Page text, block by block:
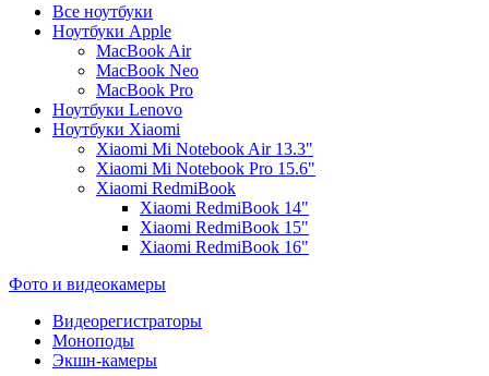
Все ноутбуки
Ноутбуки Apple
MacBook Air
MacBook Neo
MacBook Pro
Ноутбуки Lenovo
Ноутбуки Xiaomi
Xiaomi Mi Notebook Air 13.3"
Xiaomi Mi Notebook Pro 15.6"
Xiaomi RedmiBook
Xiaomi RedmiBook 14"
Xiaomi RedmiBook 15"
Xiaomi RedmiBook 16"
Фото и видеокамеры
Видеорегистраторы
Моноподы
Экшн-камеры